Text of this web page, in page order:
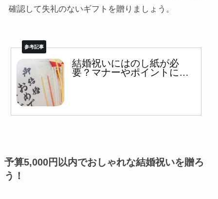
確認して失礼のないギフトを贈りましょう。
結婚祝いにはのし紙が必
要？マナーやポイントにつ
予算5,000円以内でおしゃれな結婚祝いを贈ろ
う！